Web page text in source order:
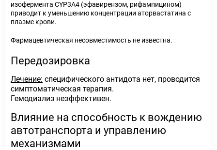
изофермента CYP3А4 (эфавирензом, рифампицином)
приводит к уменьшению концентрации аторвастатина с
плазме крови.
Фармацевтическая несовместимость не известна.
Передозировка
Лечение: специфического антидота нет, проводится
симптоматическая терапия.
Гемодиализ неэффективен.
Влияние на способность к вождению
автотранспорта и управлению
механизмами